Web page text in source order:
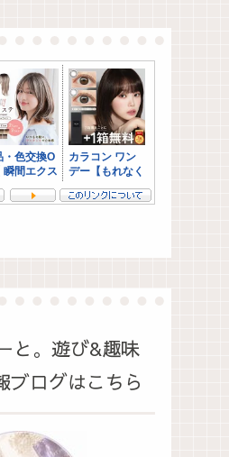
と。遊び&趣味
ブログはこちら